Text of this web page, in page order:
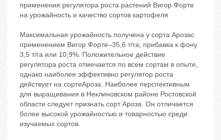
применения регулятора роста растений Вигор Форте
на урожайность и качество сортов картофеля
Максимальная урожайность получена у сорта Арозас
применением Вигор Форте–35,6 т/га; прибавка к фону
3,5 т/га или 10,9%. Положительное действие
регулятора роста отмечается по всем сортам в опыте,
однако наиболее эффективно регулятор роста
действует на сортеАроза. Наиболее перспективным
для выращивания в Неклиновском районе Ростовской
области следует признать сорт Ароза. Он отличается
более высокой урожайностью и товарностью среди
изучаемых сортов.